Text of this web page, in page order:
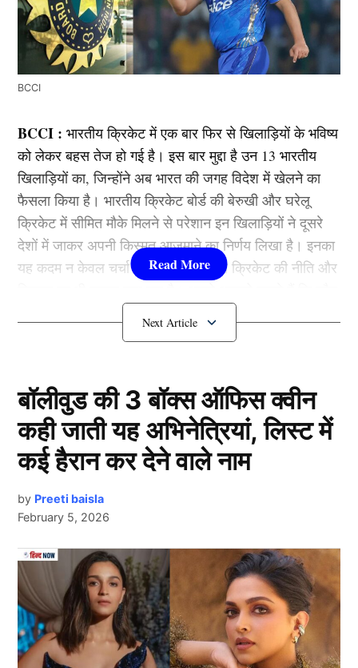
BCCI
BCCI : भारतीय क्रिकेट में एक बार फिर से खिलाड़ियों के भविष्य
को लेकर बहस तेज हो गई है। इस बार मुद्दा है उन 13 भारतीय
खिलाड़ियों का, जिन्होंने अब भारत की जगह विदेश में खेलने का
फैसला किया है। भारतीय क्रिकेट बोर्ड की बेरुखी और घरेलू
क्रिकेट में सीमित मौके मिलने से परेशान इन खिलाड़ियों ने दूसरे
देशों में जाकर अपनी किस्मत आजमाने का निर्णय लिखा है। इनका
यह कदम न केवल चर्चा में है, बल्कि भारतीय क्रिकेट की नीति और
हैं ये 13 खिलाड़ी और ये किस देश से खेलते हुए नजर आएँगे?
Bcci
दरअसल, 13 भारतीय खिलाड़ियों ने दक्षिण अफ्रीका की मशहूर
टी20 लीग SA20 2026 के ऑक्शन में अपना नाम दर्ज करवाया
है। इन 13 खिलाड़ियों की लिस्ट में कई ऐसे नाम शामिल हैं जिन्होंने
Next Article
बॉलीवुड की 3 बॉक्स ऑफिस क्वीन
कही जाती यह अभिनेत्रियां, लिस्ट में
कई हैरान कर देने वाले नाम
by Preeti baisla
February 5, 2026